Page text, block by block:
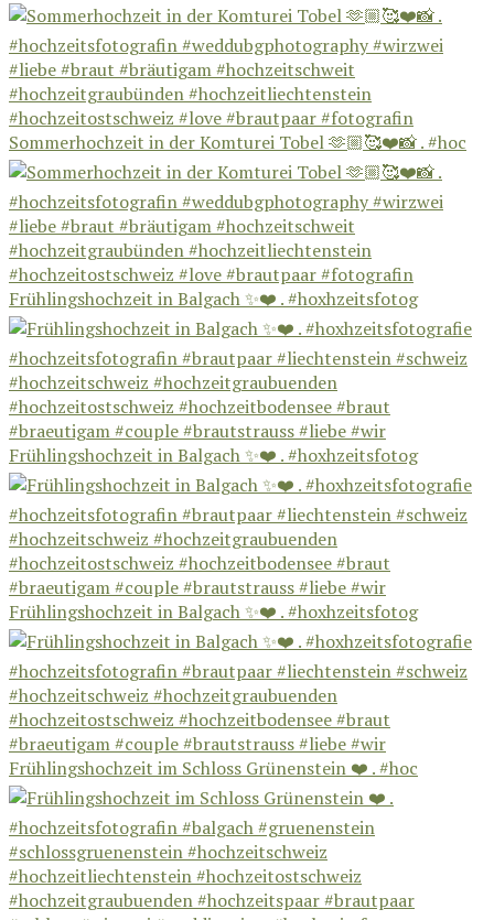
Sommerhochzeit in der Komturei Tobel 🫶🏼🥰❤️📸 . #hoc
Frühlingshochzeit in Balgach ✨❤️ . #hoxhzeitsfotog
Frühlingshochzeit in Balgach ✨❤️ . #hoxhzeitsfotog
Frühlingshochzeit in Balgach ✨❤️ . #hoxhzeitsfotog
Frühlingshochzeit im Schloss Grünenstein ❤️ . #hoc